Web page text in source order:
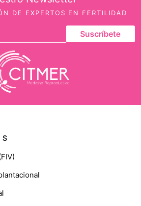
DE EXPERTOS EN FERTILIDAD
Suscríbete